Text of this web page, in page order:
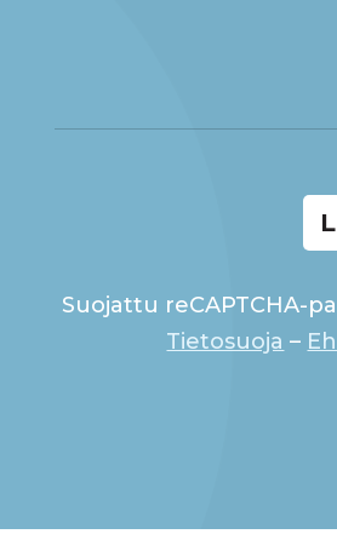
Suojattu reCAPTCHA-
Tietosuoja –